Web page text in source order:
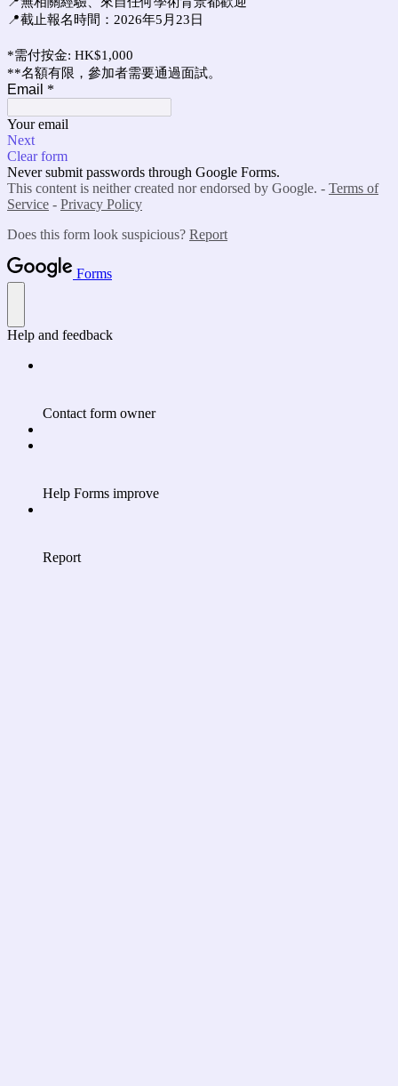
📍截止報名時間：2026年5月23日
*需付按金: HK$1,000
**名額有限，參加者需要通過面試。
Email *
Your email
Next
Clear form
Never submit passwords through Google Forms.
This content is neither created nor endorsed by Google. - Terms of
Service - Privacy Policy
Does this form look suspicious? Report
Forms
Help and feedback
Contact form owner
Help Forms improve
Report